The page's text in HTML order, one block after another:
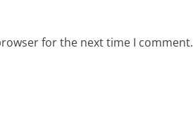
for the next time I comment.